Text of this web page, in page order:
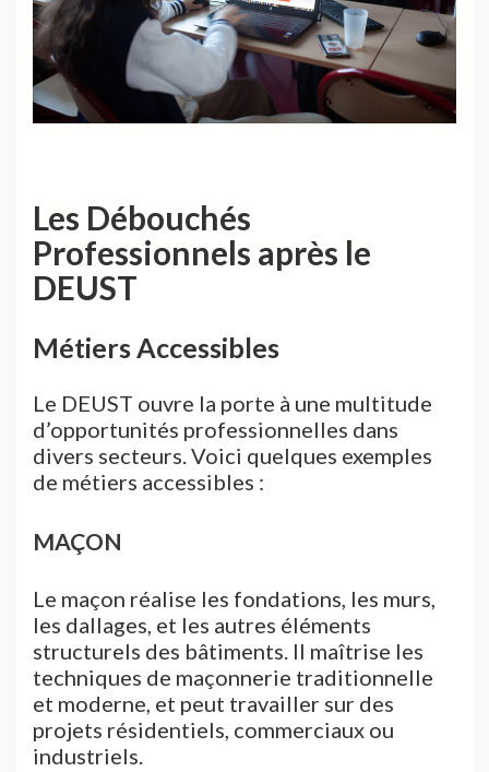
Les Débouchés
Professionnels après le
DEUST
Métiers Accessibles
Le DEUST ouvre la porte à une multitude
d’opportunités professionnelles dans
divers secteurs. Voici quelques exemples
de métiers accessibles :
MAÇON
Le maçon réalise les fondations, les murs,
les dallages, et les autres éléments
structurels des bâtiments. Il maîtrise les
techniques de maçonnerie traditionnelle
et moderne, et peut travailler sur des
projets résidentiels, commerciaux ou
industriels.